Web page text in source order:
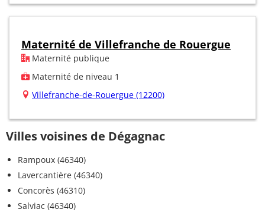
Maternité de Villefranche de Rouergue
Maternité publique
Maternité de niveau 1
Villefranche-de-Rouergue (12200)
Villes voisines de Dégagnac
Rampoux (46340)
Lavercantière (46340)
Concorès (46310)
Salviac (46340)